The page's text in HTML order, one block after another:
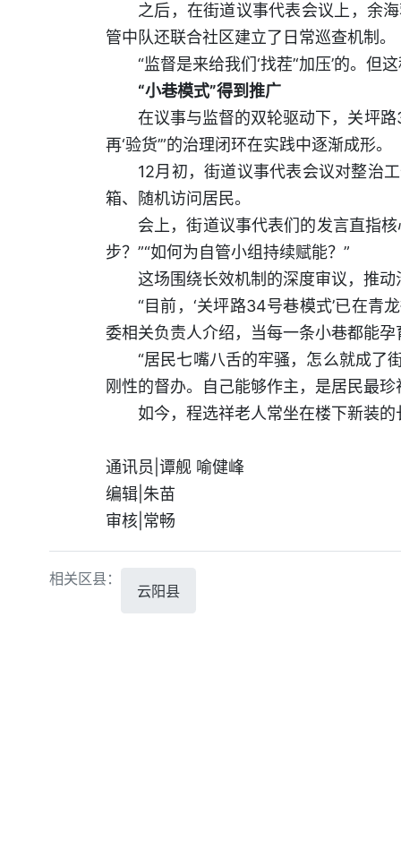
之后，在街道议事代表会议上，余
管中队还联合社区建立了日常巡查机制。
“监督是来给我们‘找茬’‘加压’的。
“小巷模式”得到推广
在议事与监督的双轮驱动下，关坪路
再‘验货’”的治理闭环在实践中逐渐成形。
12月初，街道议事代表会议对整治
箱、随机访问居民。
会上，街道议事代表们的发言直指
步？”“如何为自管小组持续赋能？”
这场围绕长效机制的深度审议，推
“目前，‘关坪路34号巷模式’已在青
委相关负责人介绍，当每一条小巷都能
“居民七嘴八舌的牢骚，怎么就成了
刚性的督办。自己能够作主，是居民最
如今，程选祥老人常坐在楼下新装
通讯员|谭舰 喻健峰
编辑|朱苗
审核|常畅
相关区县：
云阳县